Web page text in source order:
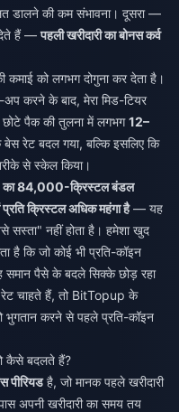
डालने की कम संभावना। दूसरा —
देते हैं —पहली खरीदारी का बोनस कर्व
कमाई को लगभग दोगुना कर देता है।
करने के बाद, मेरा मिड-टियर
छोटे पैक की तुलना में लगभग12–
रेट बदल गया, बल्कि इसलिए कि
से स्केल किया।
84,000-क्रिस्टल बंडल
क्रिस्टल अधिक महंगा है— यह
सस्ता" नहीं होता है। हमेशा खुद
है कि जो कोई भी प्रति-कॉइन
समान पैसे के बदले सिक्के छोड़ रहा
चाहते हैं, तो BitTopup के
भुगतान करने से पहले प्रति-कॉइन
कैसे बदलते हैं?
पीरियडहै, जो मानक पहले खरीदारी
अपनी खरीदारी का समय तय